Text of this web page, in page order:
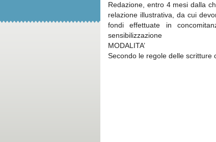
Redazione, entro 4 mesi dalla
relazione illustrativa, da cui
fondi effettuate in
sensibilizzazione
MODALITA’
Secondo le regole delle scritture